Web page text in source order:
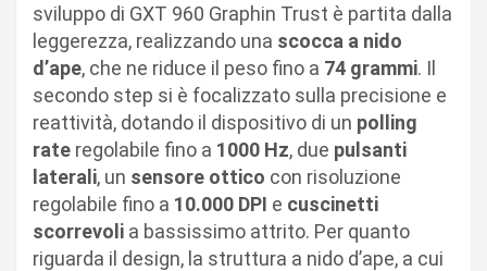
sviluppo di GXT 960 Graphin Trust è partita dalla
leggerezza, realizzando una scocca a nido
d’ape, che ne riduce il peso fino a 74 grammi. Il
secondo step si è focalizzato sulla precisione e
reattività, dotando il dispositivo di un polling
rate regolabile fino a 1000 Hz, due pulsanti
laterali, un sensore ottico con risoluzione
regolabile fino a 10.000 DPI e cuscinetti
scorrevoli a bassissimo attrito. Per quanto
riguarda il design, la struttura a nido d’ape, a cui